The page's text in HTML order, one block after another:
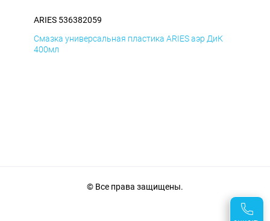
ARIES 536382059
Смазка универсальная пластика ARIES аэр ДиК
400мл
© Все права защищены.